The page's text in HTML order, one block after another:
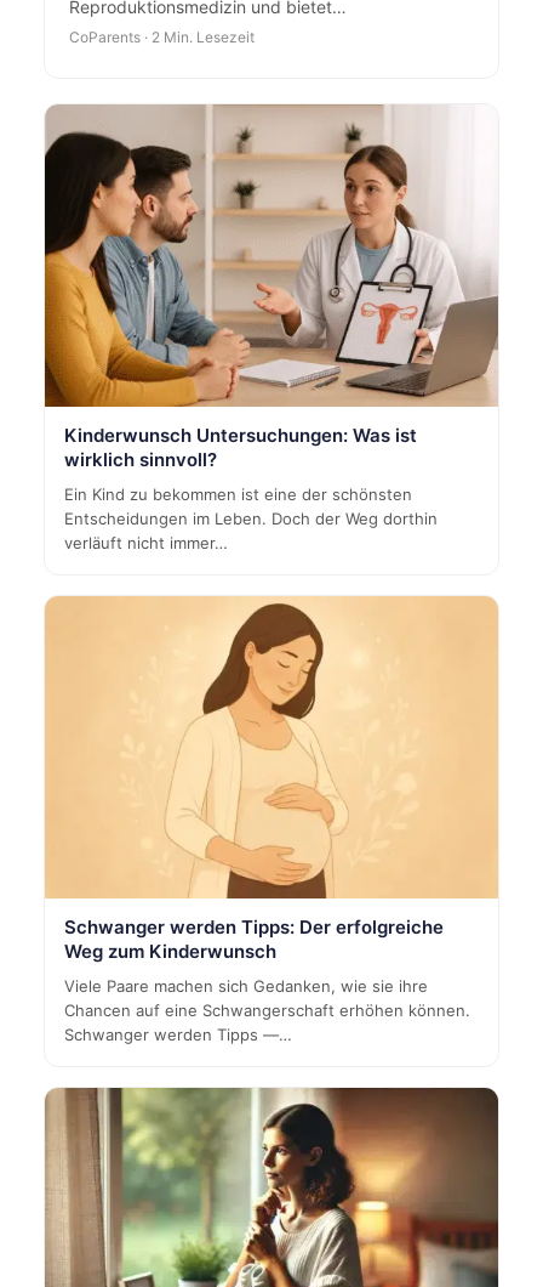
Reproduktionsmedizin und bietet…
CoParents · 2 Min. Lesezeit
Kinderwunsch Untersuchungen: Was ist
wirklich sinnvoll?
Ein Kind zu bekommen ist eine der schönsten
Entscheidungen im Leben. Doch der Weg dorthin
verläuft nicht immer…
Schwanger werden Tipps: Der erfolgreiche
Weg zum Kinderwunsch
Viele Paare machen sich Gedanken, wie sie ihre
Chancen auf eine Schwangerschaft erhöhen können.
Schwanger werden Tipps —…